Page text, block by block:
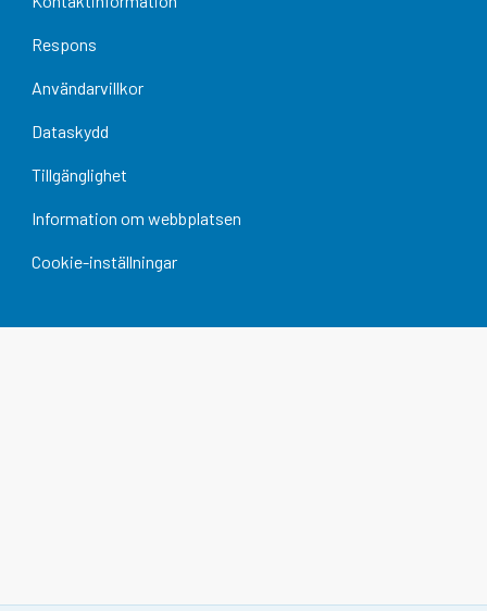
Respons
Användarvillkor
Dataskydd
Tillgänglighet
Information om webbplatsen
Cookie-inställningar